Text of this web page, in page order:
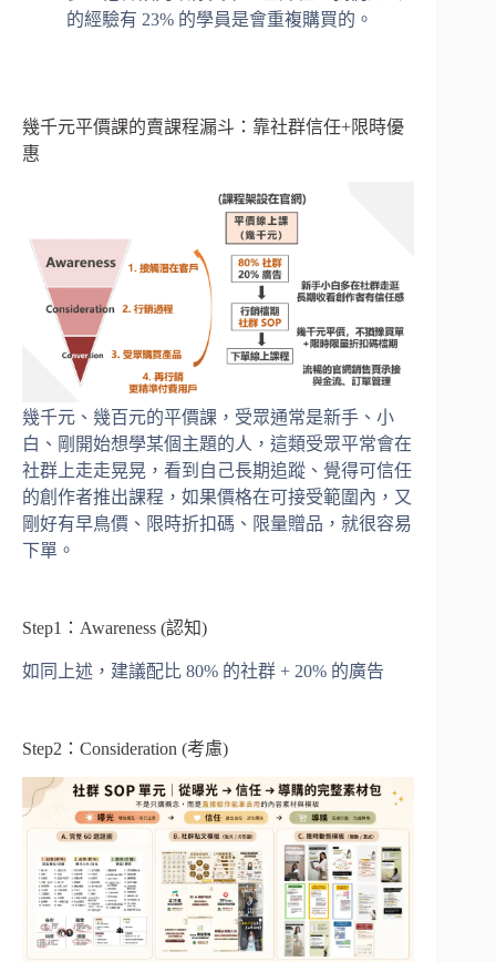
的經驗有 23% 的學員是會重複購買的。
幾千元平價課的賣課程漏斗：靠社群信任+限時優
惠
幾千元、幾百元的平價課，受眾通常是新手、小
白、剛開始想學某個主題的人，這類受眾平常會在
社群上走走晃晃，看到自己長期追蹤、覺得可信任
的創作者推出課程，如果價格在可接受範圍內，又
剛好有早鳥價、限時折扣碼、限量贈品，就很容易
下單。
Step1：Awareness (認知)
如同上述，建議配比 80% 的社群 + 20% 的廣告
Step2：Consideration (考慮)